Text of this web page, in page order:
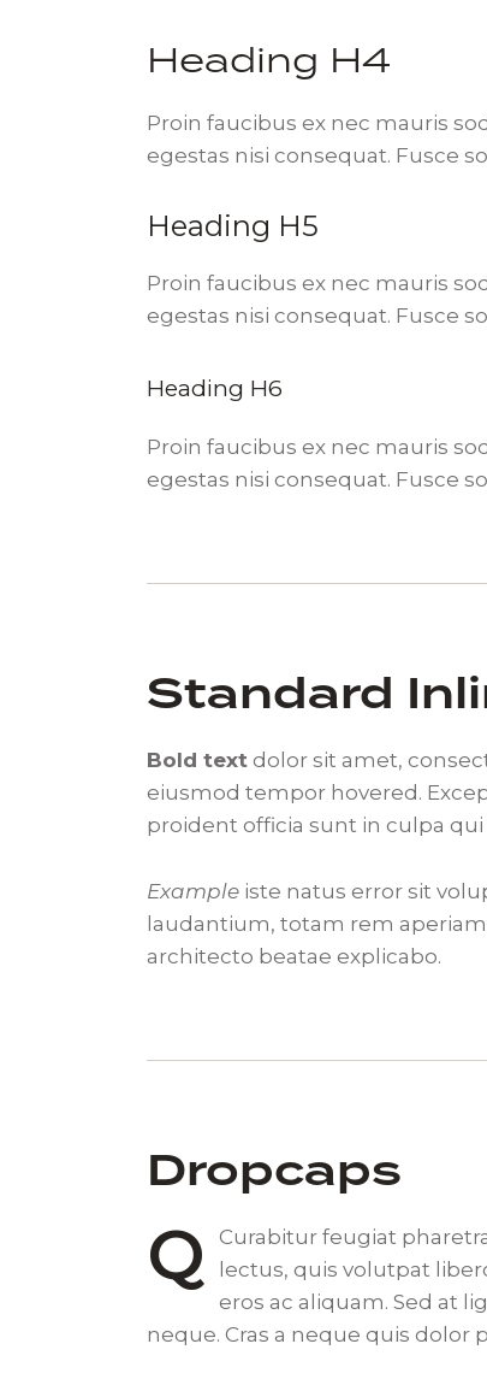
Heading H4
Proin faucibus ex nec mauris
egestas nisi consequat. Fusce
Heading H5
Proin faucibus ex nec mauris
egestas nisi consequat. Fusce
Heading H6
Proin faucibus ex nec mauris
egestas nisi consequat. Fusce
Standard
Bold text dolor sit amet,
eiusmod tempor hovered.
proident officia sunt in culpa
Example iste natus error sit
laudantium, totam rem
architecto beatae explicabo.
Dropcaps
Q
Curabitur feugiat
lectus, quis volutpat
eros ac aliquam. Sed at
neque. Cras a neque quis